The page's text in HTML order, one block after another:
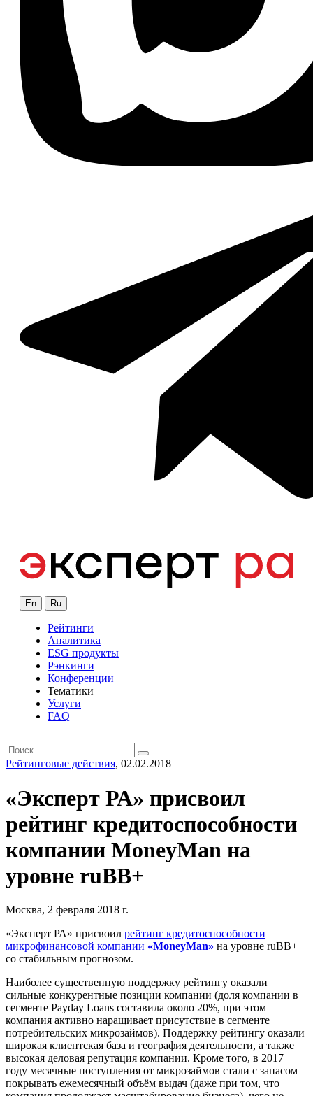
En Ru
Рейтинги
Аналитика
ESG продукты
Рэнкинги
Конференции
Тематики
Услуги
FAQ
Рейтинговые действия, 02.02.2018
«Эксперт РА» присвоил
рейтинг кредитоспособности
компании MoneyMan на
уровне ruBB+
Москва, 2 февраля 2018 г.
«Эксперт РА» присвоил рейтинг кредитоспособности
микрофинансовой компании «MoneyMan» на уровне ruBB+
со стабильным прогнозом.
Наиболее существенную поддержку рейтингу оказали
сильные конкурентные позиции компании (доля компании в
сегменте Payday Loans составила около 20%, при этом
компания активно наращивает присутствие в сегменте
потребительских микрозаймов). Поддержку рейтингу оказали
широкая клиентская база и география деятельности, а также
высокая деловая репутация компании. Кроме того, в 2017
году месячные поступления от микрозаймов стали с запасом
покрывать ежемесячный объём выдач (даже при том, что